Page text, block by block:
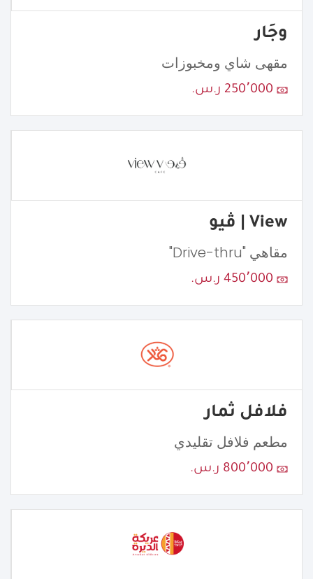
وجَار
مقهى شاي ومخبوزات
250٬000 ر.س.
View | ڤيو
مقاهي "Drive-thru"
450٬000 ر.س.
فلافل ثمار
مطعم فلافل تقليدي
800٬000 ر.س.